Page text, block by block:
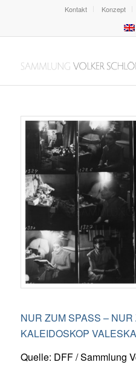
Kontakt Konzept
NUR ZUM SPASS – NUR
KALEIDOSKOP
Quelle: DFF / Sammlung